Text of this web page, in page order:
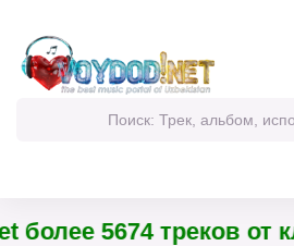
5674 треков от